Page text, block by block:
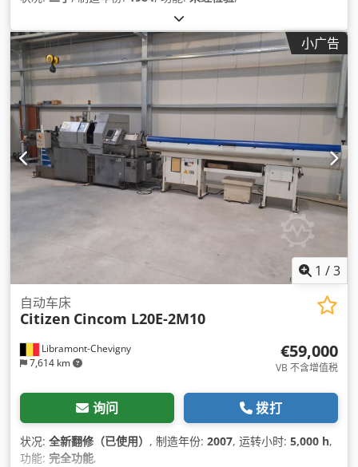
小广告
1 /3
Libramont-Chevigny
7,614 km
自动车床
Citizen Cincom L20E-2M10
€59,000
VB 不含增值税
询问 拨打
状况: 全新翻修（已使用） , 制造年份: 2007, 运转小时: 5,000 h,
功能: 完全功能,